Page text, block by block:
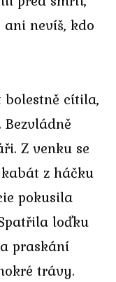
nevíš, kdo
cítila,
Z venku se
z háčku
pokusila
loďku
praskání
trávy.